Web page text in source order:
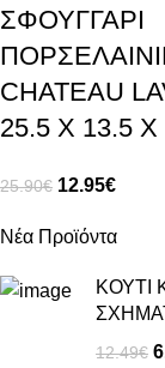
Νέα Προϊόντα
ΚΟΥΤΙ
12.49€
ΣΦΟΥΓΓΑΡΙ
CHATEAU
25.5 X 13.5 X
25.90€ 12.95€